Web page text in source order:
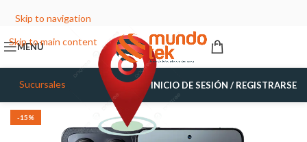
Skip to navigation
Skip to main content
MENÚ
Sucursales INICIO DE SESIÓN / REGISTRARSE
-15%